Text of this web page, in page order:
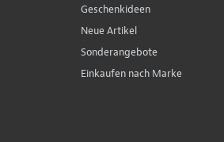
Geschenkideen
Neue Artikel
Sonderangebote
Einkaufen nach Marke